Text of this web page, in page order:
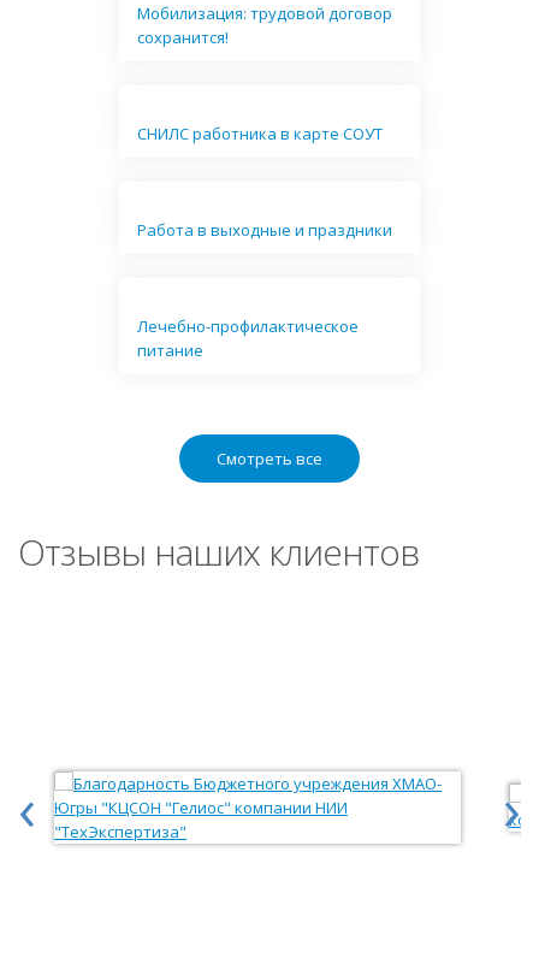
Мобилизация: трудовой договор
сохранится!
СНИЛС работника в карте СОУТ
Работа в выходные и праздники
Лечебно-профилактическое
питание
Смотреть все
Отзывы наших клиентов
‹ ›